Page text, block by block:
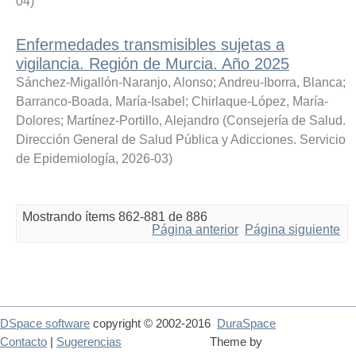
Enfermedades transmisibles sujetas a
vigilancia. Región de Murcia. Año 2025
Sánchez-Migallón-Naranjo, Alonso; Andreu-Iborra, Blanca;
Barranco-Boada, María-Isabel ; Chirlaque-López, María-
Dolores; Martínez-Portillo, Alejandro (Consejería de Salud.
Dirección General de Salud Pública y Adicciones. Servicio
de Epidemiología, 2026-03)
Mostrando ítems 862-881 de 886
Página anterior Página siguiente
DSpace software copyright © 2002-2016
DuraSpace
Theme by
Contacto Sugerencias